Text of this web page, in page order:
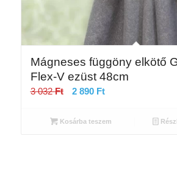
Mágneses függöny elkötő
Flex-V ezüst 48cm
3 032Ft
Original
was:
2 890 FtCurrent
is:
Kosárba teszem